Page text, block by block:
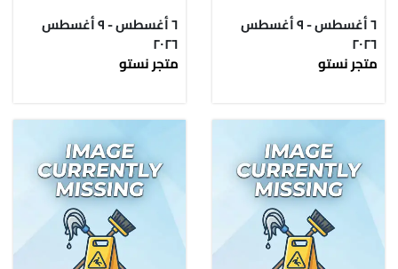
٦ أغسطس - ٩ أغسطس
٢٠٢٦
متجر نستو
٦ أغسطس - ٩ أغسطس
٢٠٢٦
متجر نستو